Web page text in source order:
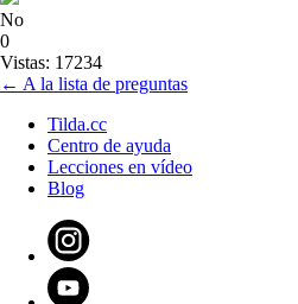
No
0
Vistas: 17234
← A la lista de preguntas
Tilda.cc
Centro de ayuda
Lecciones en vídeo
Blog